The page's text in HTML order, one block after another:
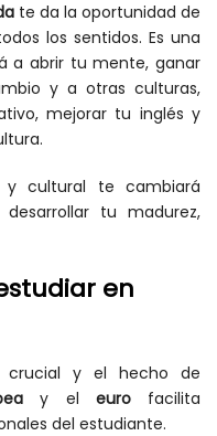
te da la oportunidad de
los sentidos. Es una
a abrir tu mente, ganar
y a otras culturas,
mejorar tu inglés y
y cultural te cambiará
tu madurez,
en
crucial y el hecho de
y el euro facilita
del estudiante.